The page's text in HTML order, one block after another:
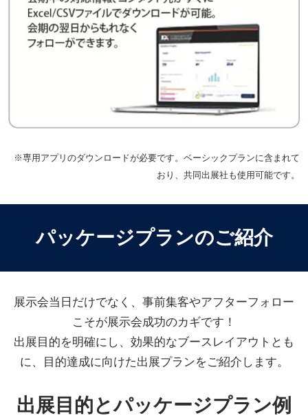
※専用アプリのダウンロードが必要です。ベーシックプランに含まれて
おり、共同出展社も使用可能です。
パッケージプランのご紹介
展示会当日だけでなく、事前集客やアフターフォロー
こそが展示会成功のカギです！
出展目的を明確にし、効果的なブースレイアウトとも
に、目的達成に向けた出展プランをご紹介します。
出展目的とパッケージプラン例